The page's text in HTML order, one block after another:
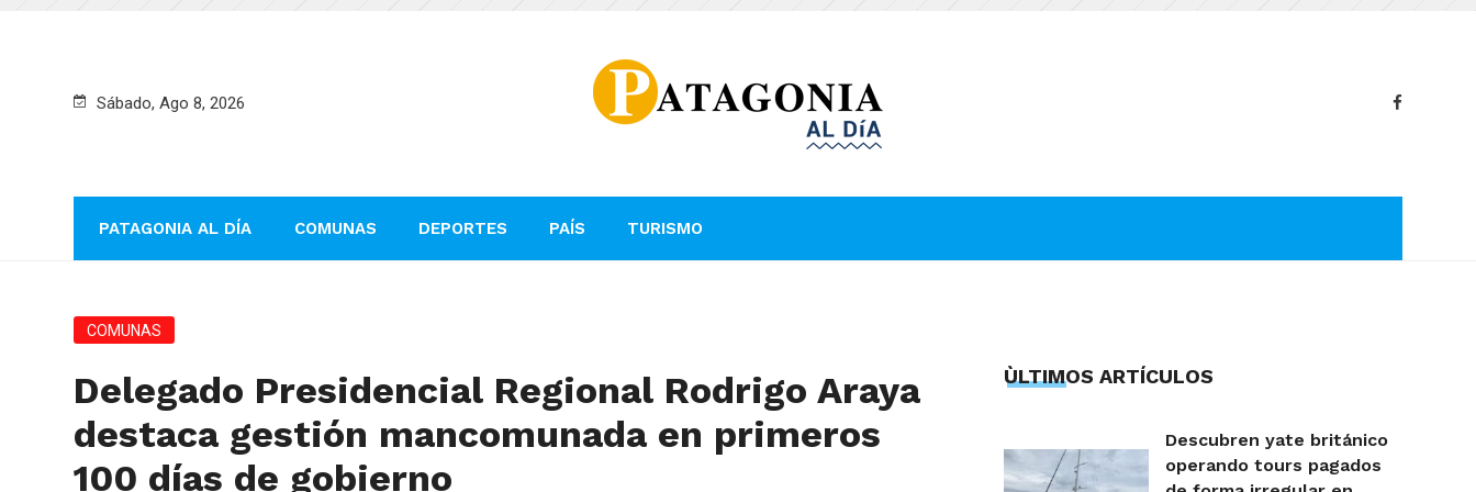
Sábado, Ago 8, 2026
PATAGONIA AL DÍA COMUNAS DEPORTES PAÍS TURISMO
COMUNAS
Delegado Presidencial Regional Rodrigo Araya
destaca gestión mancomunada en primeros
100 días de gobierno
ÙLTIMOS ARTÍCULOS
Descubren yate británico
operando tours pagados